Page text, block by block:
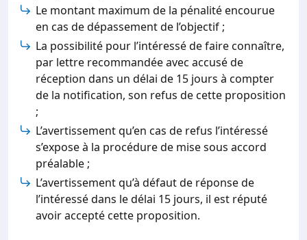
Le montant maximum de la pénalité encourue
en cas de dépassement de l’objectif ;
La possibilité pour l’intéressé de faire connaître,
par lettre recommandée avec accusé de
réception dans un délai de 15 jours à compter
de la notification, son refus de cette proposition
;
L’avertissement qu’en cas de refus l’intéressé
s’expose à la procédure de mise sous accord
préalable ;
L’avertissement qu’à défaut de réponse de
l’intéressé dans le délai 15 jours, il est réputé
avoir accepté cette proposition.